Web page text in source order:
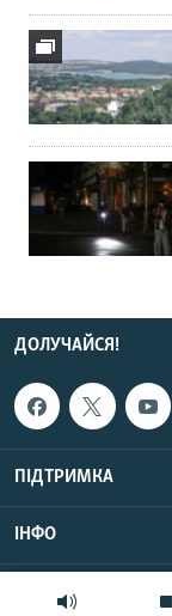
ДОЛУЧАЙСЯ!
ПІДТРИМКА
ІНФО